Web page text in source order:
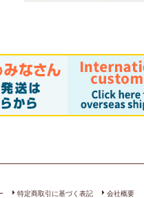
特定商取引に基づく表記 会社概要